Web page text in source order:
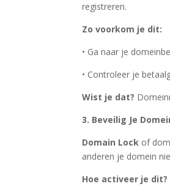
registreren.
Zo voorkom je dit:
• Ga naar je
• Controleer je
Wist je dat?
3. Beveilig Je
Domain Lock of
anderen je domein
Hoe activeer je dit?